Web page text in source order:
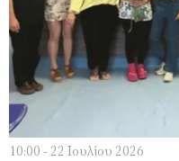
10:00 - 22 Ιουλίου 2026